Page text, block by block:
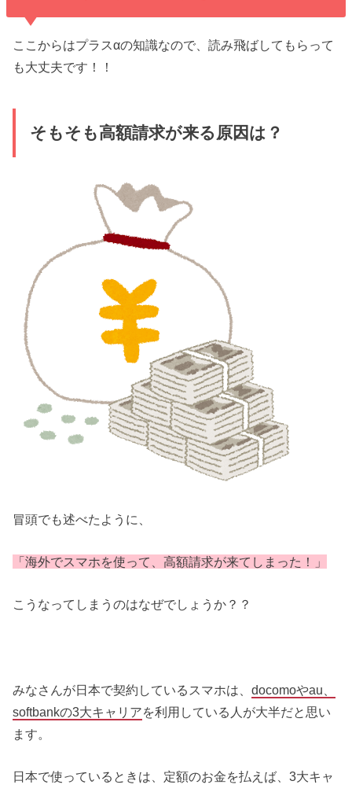
ここからはプラスαの知識なので、読み飛ばしてもらって
も大丈夫です！！
そもそも高額請求が来る原因は？
冒頭でも述べたように、
「海外でスマホを使って、高額請求が来てしまった！」
こうなってしまうのはなぜでしょうか？？
みなさんが日本で契約しているスマホは、docomoやau、
softbankの3大キャリアを利用している人が大半だと思い
ます。
日本で使っているときは、定額のお金を払えば、3大キャ